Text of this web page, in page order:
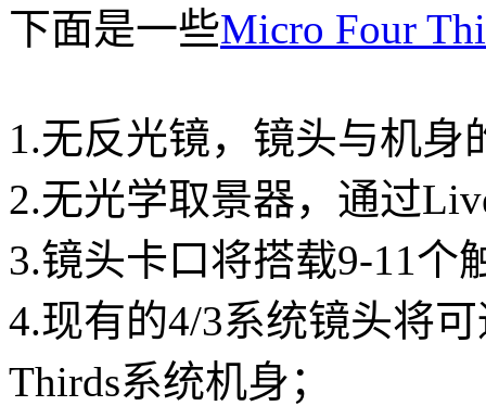
下面是一些Micro Four
1.无反光镜，镜头与机
2.无光学取景器，通过
3.镜头卡口将搭载9-11个
4.现有的4/3系统镜头将
Thirds系统机身；